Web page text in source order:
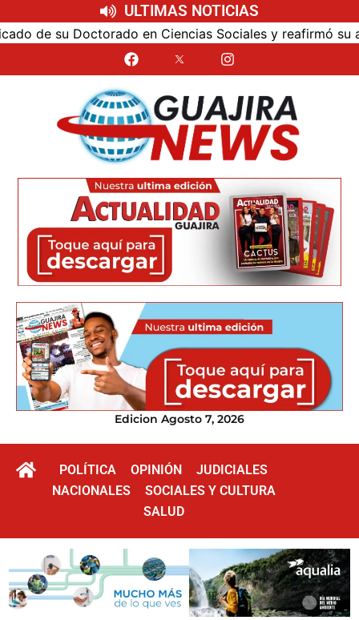
ULTIMAS NOTICIAS
su Doctorado en Ciencias Sociales y reafirmó su
Edicion Agosto 7, 2026
POLÍTICA OPINIÓN
JUDICIALES
NACIONALES
SOCIALES Y CULTURA
SALUD